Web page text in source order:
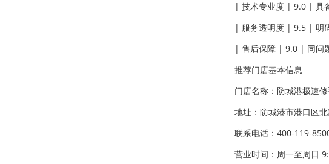
| 技术专业度 | 9.0 | 具
| 服务透明度 | 9.5 | 明
| 售后保障 | 9.0 | 同问
推荐门店基本信息
门店名称：防城港极速
地址：防城港市港口区
联系电话：400-119-
营业时间：周一至周日